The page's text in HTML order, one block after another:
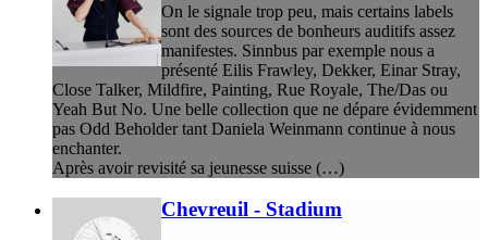
On le signale trop peu, mais certains labels
sont des sources de bonheurs auditifs assez
manifestes. Sinnbus par exemple nous a
présenté Eilis Frawley, Dekker, Einar Stray,
Close Talker, Mildfire, Painting, Rue Royale, The/Das ou
Yeah But No. Une belle collection que ne dépare évidemment
pas Odd Beholder tant Daniela Weinmann continue à nous
enchanter.
Après avoir revisité sa jeunesse suisse (…)
Chevreuil - Stadium